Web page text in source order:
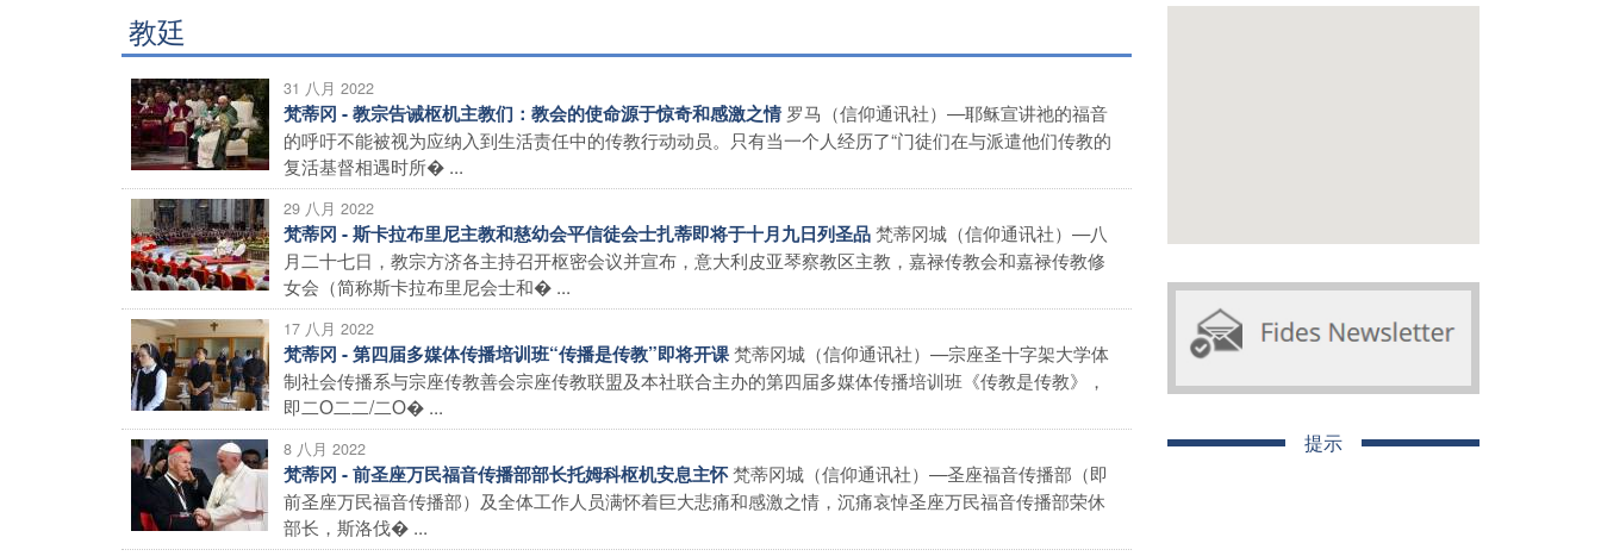
教廷
31 八月 2022
梵蒂冈 - 教宗告诫枢机主教们：教会的使命源于惊奇和感激之情 罗马（信仰通讯社）—耶稣宣讲祂的福音
的呼吁不能被视为应纳入到生活责任中的传教行动动员。只有当一个人经历了“门徒们在与派遣他们传教的
复活基督相遇时所� ...
29 八月 2022
梵蒂冈 - 斯卡拉布里尼主教和慈幼会平信徒会士扎蒂即将于十月九日列圣品梵蒂冈城（信仰通讯社）—八
月二十七日，教宗方济各主持召开枢密会议并宣布，意大利皮亚琴察教区主教，嘉禄传教会和嘉禄传教修
女会（简称斯卡拉布里尼会士和� ...
17 八月 2022
梵蒂冈 - 第四届多媒体传播培训班“传播是传教”即将开课梵蒂冈城（信仰通讯社）—宗座圣十字架大学体
制社会传播系与宗座传教善会宗座传教联盟及本社联合主办的第四届多媒体传播培训班《传教是传教》，
即二O二二/二O� ...
8 八月 2022
梵蒂冈 - 前圣座万民福音传播部部长托姆科枢机安息主怀梵蒂冈城（信仰通讯社）—圣座福音传播部（即
前圣座万民福音传播部）及全体工作人员满怀着巨大悲痛和感激之情，沉痛哀悼圣座万民福音传播部荣休
部长，斯洛伐� ...
提示